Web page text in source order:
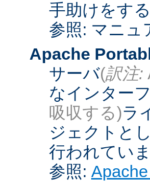
手助けをす
参照: マニ
Apache
サーバ(訳注:
なインター
吸収する)ラ
ジェクトと
行われていま
参照: